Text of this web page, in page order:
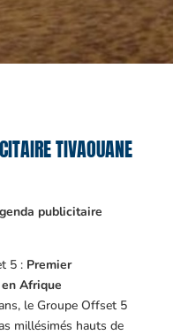
TIVAOUANE
publicitaire
5 : Premier
Afrique
le Groupe Offset 5
millésimés hauts de